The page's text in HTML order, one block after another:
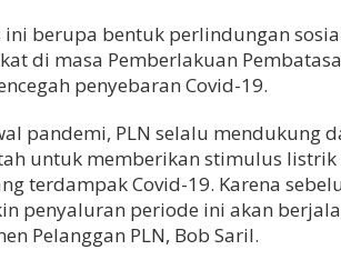
berupa bentuk perlindungan
di masa Pemberlakuan
penyebaran Covid-19.
pandemi, PLN selalu mendukung
untuk memberikan stimulus
terdampak Covid-19. Karena
penyaluran periode ini akan
Pelanggan PLN, Bob Saril.